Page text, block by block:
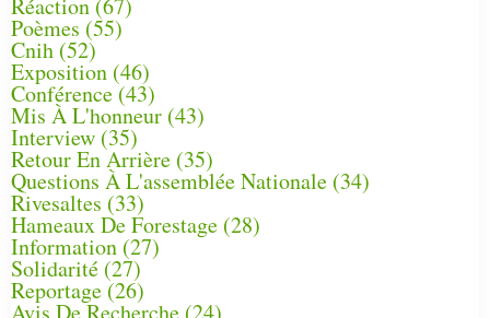
Poèmes (55)
Cnih (52)
Exposition (46)
Conférence(43)
Mis À L'honneur (43)
Interview (35)
Retour En Arrière (35)
Questions À L'assemblée Nationale (34)
Rivesaltes (33)
Hameaux De Forestage (28)
Information (27)
Solidarité (27)
Reportage(26)
Avis De Recherche (24)